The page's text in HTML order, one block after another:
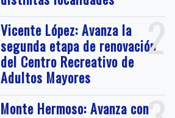
2
Vicente López: Avanza la
segunda etapa de renovación
del Centro Recreativo de
Adultos Mayores
Monte Hermoso: Avanza con